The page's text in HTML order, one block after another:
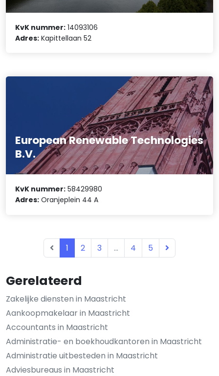
Gerelateerd
Zakelijke diensten in Maastricht
Aankoopmakelaar in Maastricht
Accountants in Maastricht
Administratie- en boekhoudkantoren in Maastricht
Administratie uitbesteden in Maastricht
Adviesbureaus in Maastricht
KvK nummer: 14093106
Adres: Kapittellaan 52
European Renewable Technologies
B.V.
KvK nummer: 58429980
Adres: Oranjeplein 44 A
1 2 3 ... 4 5